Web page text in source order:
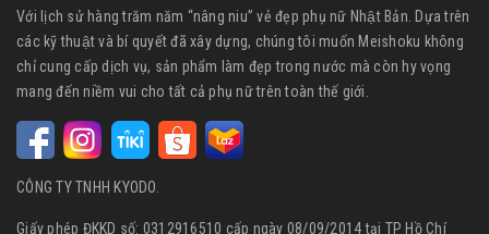
Với lịch sử hàng trăm năm “nâng niu” vẻ đẹp phụ nữ Nhật Bản. Dựa trên
các kỹ thuật và bí quyết đã xây dựng, chúng tôi muốn Meishoku không
chỉ cung cấp dịch vụ, sản phẩm làm đẹp trong nước mà còn hy vọng
mang đến niềm vui cho tất cả phụ nữ trên toàn thế giới.
CÔNG TY TNHH KYODO.
Giấy phép ĐKKD số: 0312916510 cấp ngày 08/09/2014 tại TP Hồ Chí